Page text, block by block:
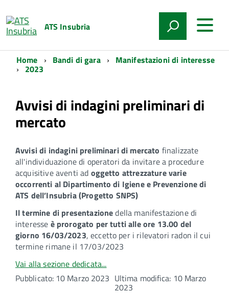
ATS Insubria
Home Bandi di gara Manifestazioni di interesse
2023
Avvisi di indagini preliminari di
mercato
Avvisi di indagini preliminari di mercato finalizzate
all'individuazione di operatori da invitare a procedure
acquisitive aventi ad oggetto attrezzature varie
occorrenti al Dipartimento di Igiene e Prevenzione di
ATS dell’Insubria(Progetto SNPS)
Il termine di presentazionedella manifestazione di
interesse è prorogato per tutti alle ore 13.00 del
giorno 16/03/2023, eccetto per i rilevatori radon il cui
termine rimane il 17/03/2023
Vai alla sezione dedicata...
Pubblicato: 10 Marzo 2023 Ultima modifica: 10 Marzo
2023